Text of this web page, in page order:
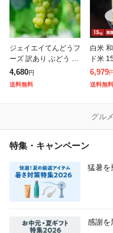
ジェイエイてんどうフ
ーズ 訳あり ぶどう 皮
ごと食べられる シャ
インマスカット 約2kg
4,680円
送料無料
白米
ド米
ック
お米
6,979円
送料無料
グル
特集・キャンペーン
猛暑を
感謝を